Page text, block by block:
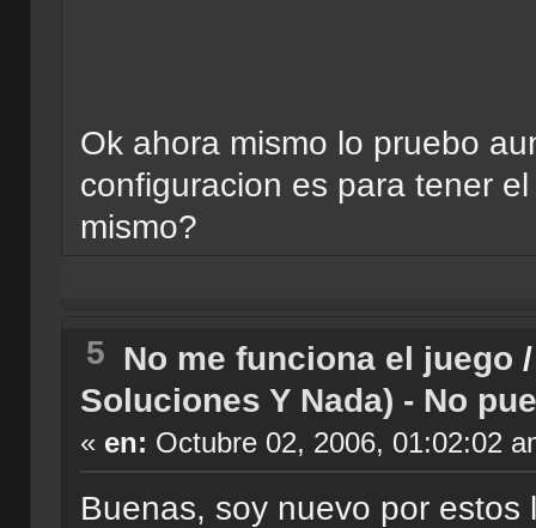
Ok ahora mismo lo pruebo
configuracion es para tener
mismo?
5 No me funciona el juego
Soluciones Y Nada) - No
« en: Octubre 02, 2006, 01:02:02
Buenas, soy nuevo por